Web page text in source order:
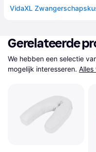
VidaXL
Gerelateerde
We hebben een selectie
mogelijk interesseren. Alles